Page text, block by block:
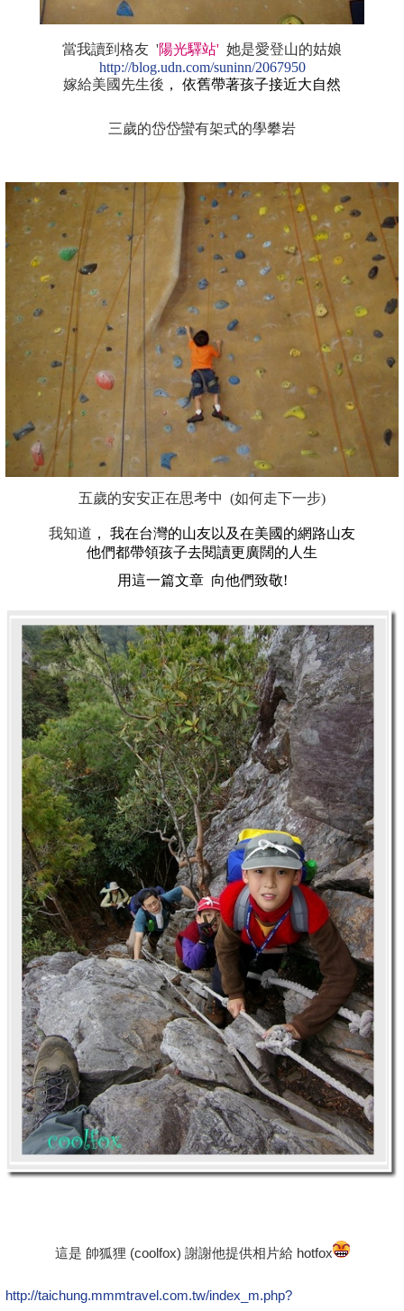
當我讀到格友 '陽光驛站' 她是愛登山的姑娘
http://blog.udn.com/suninn/2067950
嫁給美國先生後 ， 依舊帶著孩子接近大自然
三歲的岱岱蠻有架式的學攀岩
五歲的安安正在思考中 (如何走下一步)
我知道 ， 我在台灣的山友以及在美國的網路山友
他們都帶領孩子去閱讀更廣闊的人生
用這一篇文章 向他們致敬!
這是 帥狐狸 (coolfox) 謝謝他提供相片給 hotfox
http://taichung.mmmtravel.com.tw/index_m.php?